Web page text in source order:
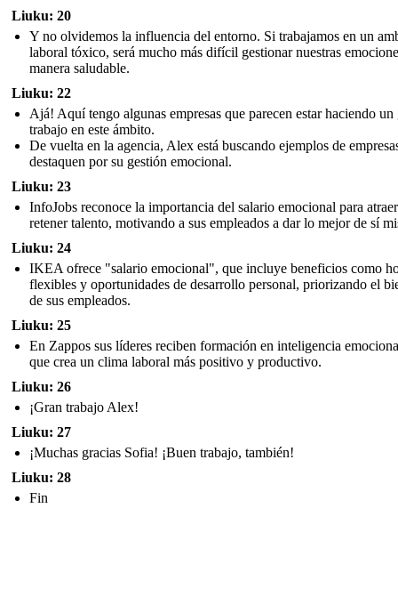
Liuku: 20
Y no olvidemos la influencia del entorno. Si trabajamos en un
laboral tóxico, será mucho más difícil gestionar nuestras
manera saludable.
Liuku: 22
Ajá! Aquí tengo algunas empresas que parecen estar haciendo un
trabajo en este ámbito.
De vuelta en la agencia, Alex está buscando ejemplos de
destaquen por su gestión emocional.
Liuku: 23
InfoJobs reconoce la importancia del salario emocional para
retener talento, motivando a sus empleados a dar lo mejor de sí
Liuku: 24
IKEA ofrece "salario emocional", que incluye beneficios como
flexibles y oportunidades de desarrollo personal, priorizando el
de sus empleados.
Liuku: 25
En Zappos sus líderes reciben formación en inteligencia
que crea un clima laboral más positivo y productivo.
Liuku: 26
¡Gran trabajo Alex!
Liuku: 27
¡Muchas gracias Sofia! ¡Buen trabajo, también!
Liuku: 28
Fin